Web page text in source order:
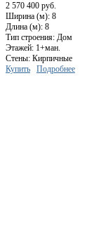
2 570 400 руб.
Ширина (м): 8
Длина (м): 8
Тип строения: Дом
Этажей: 1+ман.
Стены: Кирпичные
Купить
Подробнее